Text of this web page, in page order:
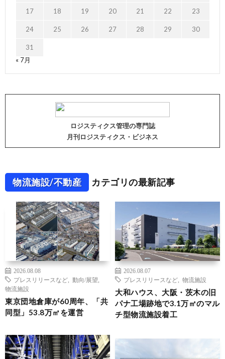
17 18 19 20 21 22 23
24 25 26 27 28 29 30
31
« 7月
ロジスティクス管理の専門誌
月刊ロジスティクス・ビジネス
物流施設/不動産 カテゴリの最新記事
2026.08.08
プレスリリースなど
動向/展望
物流施設
東京団地倉庫が60周年、「共
同型」53.8万㎡を運営
2026.08.07
プレスリリースなど
物流施設
大和ハウス、大阪・茨木の旧
パナ工場跡地で3.1万㎡のマル
チ型物流施設着工